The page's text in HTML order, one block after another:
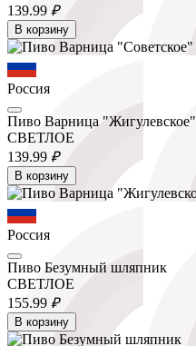
139.99 ₽
В корзину
Россия
Пиво Варница "Жигулевское"
СВЕТЛОЕ
139.99 ₽
В корзину
Россия
Пиво Безумный шляпник
СВЕТЛОЕ
155.99 ₽
В корзину